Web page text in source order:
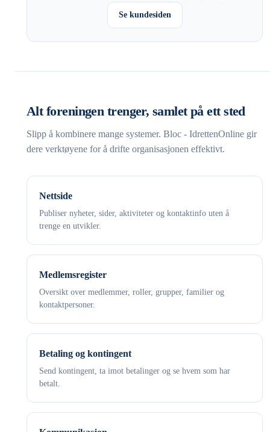
Se kundesiden
Alt foreningen trenger, samlet på ett sted
Slipp å kombinere mange systemer. Bloc - IdrettenOnline gir
dere verktøyene for å drifte organisasjonen effektivt.
Nettside
Publiser nyheter, sider, aktiviteter og kontaktinfo uten å
trenge en utvikler.
Medlemsregister
Oversikt over medlemmer, roller, grupper, familier og
kontaktpersoner.
Betaling og kontingent
Send kontingent, ta imot betalinger og se hvem som har
betalt.